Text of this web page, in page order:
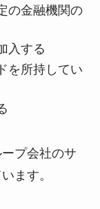
の金融機関の
入する
を所持してい
プ会社のサ
ます。